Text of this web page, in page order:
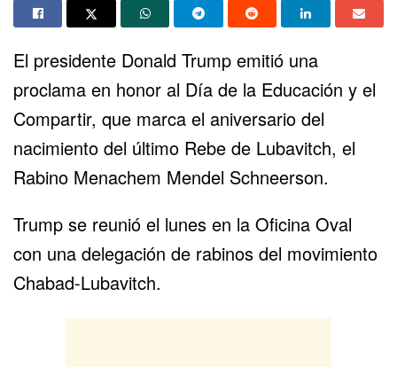
El presidente Donald Trump emitió una
proclama en honor al Día de la Educación y el
Compartir, que marca el aniversario del
nacimiento del último Rebe de Lubavitch, el
Rabino Menachem Mendel Schneerson.
Trump se reunió el lunes en la Oficina Oval
con una delegación de rabinos del movimiento
Chabad-Lubavitch.